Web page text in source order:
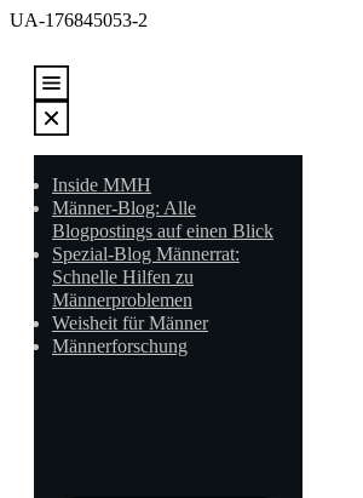
UA-176845053-2
Inside MMH
Männer-Blog: Alle
Blogpostings auf einen Blick
Spezial-Blog Männerrat:
Schnelle Hilfen zu
Männerproblemen
Weisheit für Männer
Männerforschung